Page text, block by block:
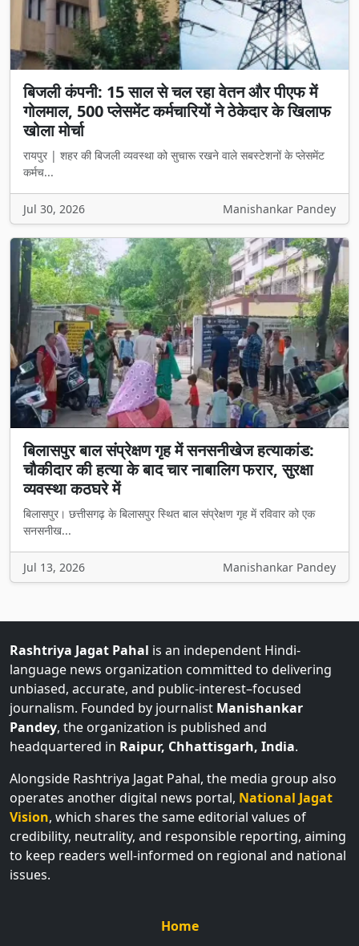
बिजली कंपनी: 15 साल से चल रहा वेतन और पीएफ में
गोलमाल, 500 प्लेसमेंट कर्मचारियों ने ठेकेदार के खिलाफ
खोला मोर्चा
रायपुर | शहर की बिजली व्यवस्था को सुचारू रखने वाले सबस्टेशनों के प्लेसमेंट
कर्मच...
Jul 30, 2026 Manishankar Pandey
बिलासपुर बाल संप्रेक्षण गृह में सनसनीखेज हत्याकांड:
चौकीदार की हत्या के बाद चार नाबालिग फरार, सुरक्षा
व्यवस्था कठघरे में
बिलासपुर। छत्तीसगढ़ के बिलासपुर स्थित बाल संप्रेक्षण गृह में रविवार को एक
सनसनीख...
Jul 13, 2026 Manishankar Pandey
Rashtriya Jagat Pahal is an independent Hindi-
language news organization committed to delivering
unbiased, accurate, and public-interest–focused
journalism. Founded by journalist Manishankar
Pandey, the organization is published and
headquartered in Raipur, Chhattisgarh, India.
Alongside Rashtriya Jagat Pahal, the media group also
operates another digital news portal, National Jagat
Vision, which shares the same editorial values of
credibility, neutrality, and responsible reporting, aiming
to keep readers well-informed on regional and national
issues.
Home